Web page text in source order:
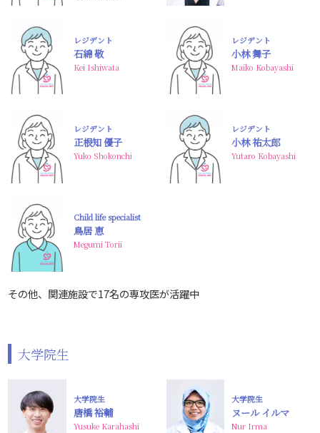
レジデント
石綿 敬
Kei Ishiwata
レジデント
小林 舞子
Maiko Kobayashi
レジデント
正根知 優子
Yuko Shokonchi
レジデント
小林 祐太郎
Yutaro Kobayashi
Child life specialist
鳥居 恵
Megumi Torii
その他、関連施設で17名の専攻医が活躍中
大学院生
大学院生
唐橋 裕輔
Yusuke Karahashi
大学院生
ヌール イルマ
Nur Irma